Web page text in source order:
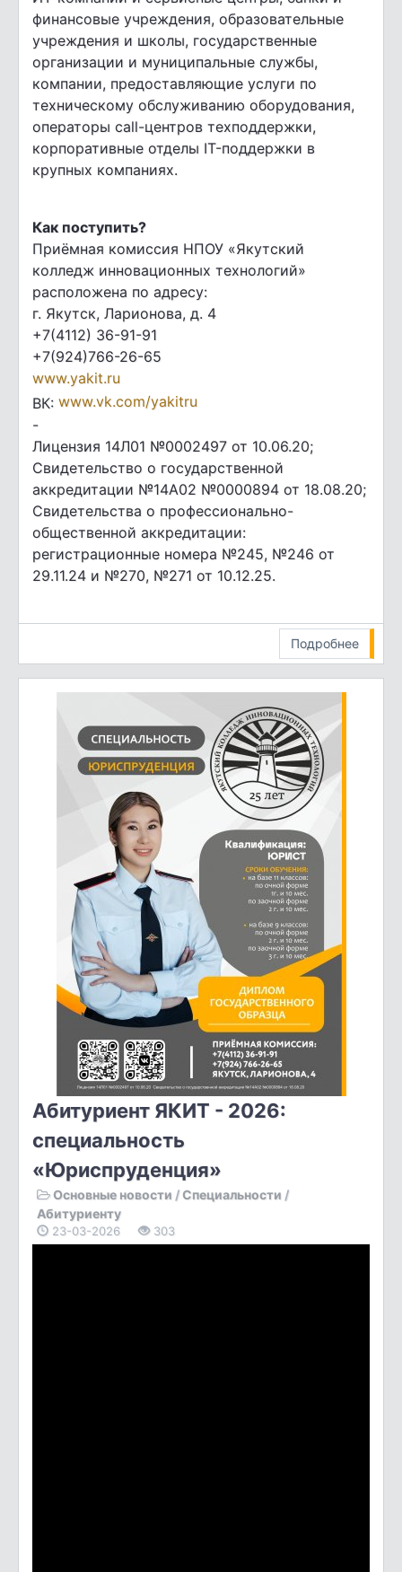
финансовые учреждения, образовательные
учреждения и школы, государственные
организации и муниципальные службы,
компании, предоставляющие услуги по
техническому обслуживанию оборудования,
операторы call-центров техподдержки,
корпоративные отделы IT-поддержки в
крупных компаниях.
Как поступить?
Приёмная комиссия НПОУ «Якутский
колледж инновационных технологий»
расположена по адресу:
г. Якутск, Ларионова, д. 4
+7(4112) 36-91-91
+7(924)766-26-65
www.yakit.ru
ВК: www.vk.com/yakitru
-
Лицензия 14Л01 №0002497 от 10.06.20;
Свидетельство о государственной
аккредитации №14А02 №0000894 от 18.08.20;
Свидетельства о профессионально-
общественной аккредитации:
регистрационные номера №245, №246 от
29.11.24 и №270, №271 от 10.12.25.
Подробнее
Абитуриент ЯКИТ - 2026:
специальность
«Юриспруденция»
Основные новости / Специальности /
Абитуриенту
23-03-2026 303